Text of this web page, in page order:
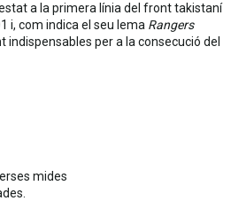
a la primera línia del front takistaní
i, com indica el seu lema Rangers
indispensables per a la consecució del
mides